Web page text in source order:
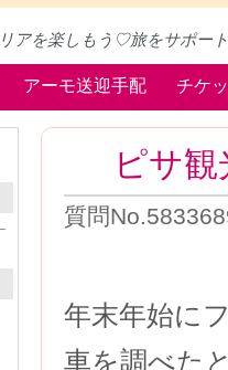
アを楽しもう♡旅をサポート
アーモ送迎手配 チケ
ピサ観
質問
年末年始に
車を調べた